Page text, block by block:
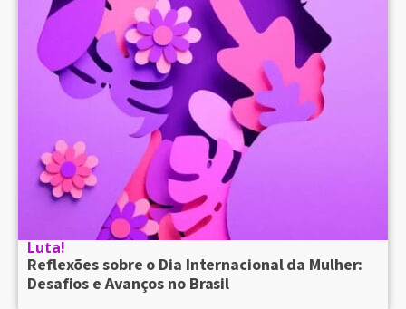
Luta!
Reflexões sobre o Dia Internacional da Mulher:
Desafios e Avanços no Brasil